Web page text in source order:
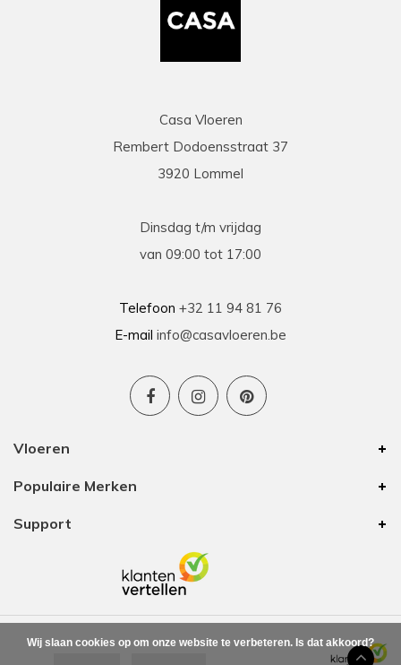
benodigdheden leverde en ons hielp om deze
Prima geholpen bij zowel de keuze als plaatsing
problemen tijdens plaatsing .
Casa Vloeren. Toen was het van hun eigen merk
zij de enige op onze zoektocht met een goede
waardoor we voor onze bovenverdieping ook
vloer bij hun zijn gaan halen. Ze hebben nog
steeds mooie vloeren voor elk budget. Ook deze
keer zijn we weer helemaal tevreden.
beide keren fijne ervaringen mee gehad.
Casa Vloeren
Rembert Dodoensstraat 37
3920 Lommel
Dinsdag t/m vrijdag
van 09:00 tot 17:00
Telefoon +32 11 94 81 76
E-mail info@casavloeren.be
Vloeren
Populaire Merken
Support
Wij slaan cookies op om onze website te verbeteren. Is dat akkoord?